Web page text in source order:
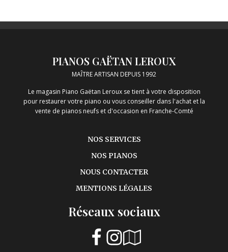
PIANOS GAËTAN LEROUX
MAÎTRE ARTISAN DEPUIS 1992
Le magasin Piano Gaëtan Leroux se tient à votre disposition
pour restaurer votre piano ou vous conseiller dans l'achat et la
vente de pianos neufs et d'occasion en Franche-Comté
NOS SERVICES
NOS PIANOS
NOUS CONTACTER
MENTIONS LÉGALES
Réseaux sociaux